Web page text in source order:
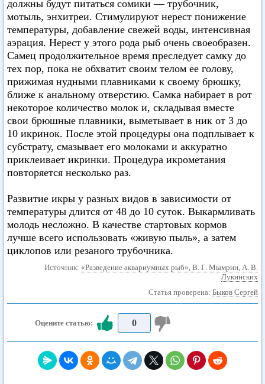
должны будут питаться сомики — трубочник,
мотыль, энхитреи. Стимулируют нерест понижение
температуры, добавление свежей воды, интенсивная
аэрация. Нерест у этого рода рыб очень своеобразен.
Самец продолжительное время преследует самку до
тех пор, пока не обхватит своим телом ее голову,
прижимая нудными плавниками к своему брюшку,
ближе к анальному отверстию. Самка набирает в рот
некоторое количество молок и, складывая вместе
свои брюшные плавники, выметывает в ник от 3 до
10 икринок. После этой процедуры она подплывает к
субстрату, смазывает его молоками и аккуратно
приклеивает икринки. Процедура икрометания
повторяется несколько раз.
Развитие икры у разных видов в зависимости от
температуры длится от 48 до 10 суток. Выкармливать
молодь несложно. В качестве стартовых кормов
лучше всего использовать «живую пыль», а затем
циклопов или резаного трубочника.
Источник: «Разведение аквариумных рыб», В. Г. Мымрин, А. В.
Лукинских
Статья проверена: Быков Сергей
Оцените статью: 0